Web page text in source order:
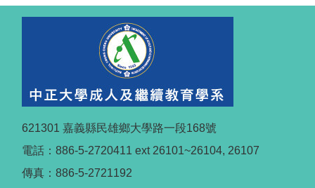
621301 嘉義縣民雄鄉大學路一段168號
電話：886-5-2720411 ext 26101~26104, 26107
傳真：886-5-2721192